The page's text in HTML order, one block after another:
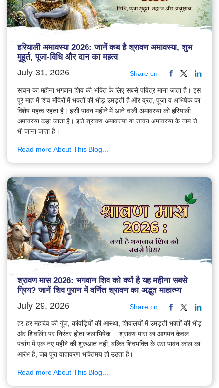
हरियाली अमावस्या 2026: जानें कब है श्रावण अमावस्या, शुभ
मुहूर्त, पूजा-विधि और दान का महत्व
July 31, 2026 Share on
सावन का महीना भगवान शिव की भक्ति के लिए सबसे पवित्र माना जाता है। इस
पूरे माह में शिव मंदिरों में भक्तों की भीड़ उमड़ती है और व्रत, पूजा व अभिषेक का
विशेष महत्व रहता है। इसी पावन महीने में आने वाली अमावस्या को हरियाली
अमावस्या कहा जाता है। इसे श्रावण अमावस्या या सावन अमावस्या के नाम से
भी जाना जाता है।
Read more About This Blog...
श्रावण मास 2026: भगवान शिव को क्यों है यह महीना सबसे
प्रिय? जानें शिव पुराण में वर्णित श्रावण का अद्भुत माहात्म्य
July 29, 2026 Share on
हर-हर महादेव की गूंज, कांवड़ियों की आस्था, शिवालयों में उमड़ती भक्तों की भीड़
और शिवलिंग पर निरंतर होता जलाभिषेक… श्रावण मास का आगमन केवल
पंचांग में एक नए महीने की शुरुआत नहीं, बल्कि शिवभक्ति के उस पावन काल का
आरंभ है, जब पूरा वातावरण भक्तिमय हो उठता है।
Read more About This Blog...